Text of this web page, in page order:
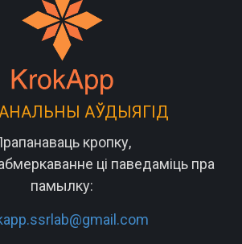
АЎДЫЯГІД
кропку,
ці паведаміць пра
памылку: